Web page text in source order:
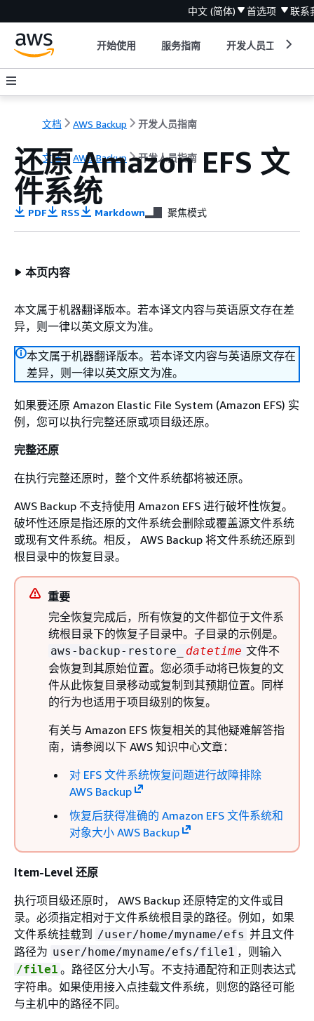
中文 (简体) 首选项 联系
开始使用 服务指南 开发人员工具
文档 AWS Backup 开发人员指南
文档 AWS Backup 开发人员指南
还原 Amazon EFS 文
件系统
PDF RSS Markdown 聚焦模式
本页内容
本文属于机器翻译版本。若本译文内容与英语原文存在差
异，则一律以英文原文为准。
本文属于机器翻译版本。若本译文内容与英语原文存在
差异，则一律以英文原文为准。
如果要还原 Amazon Elastic File System (Amazon EFS) 实
例，您可以执行完整还原或项目级还原。
完整还原
在执行完整还原时，整个文件系统都将被还原。
AWS Backup 不支持使用 Amazon EFS 进行破坏性恢复。
破坏性还原是指还原的文件系统会删除或覆盖源文件系统
或现有文件系统。相反， AWS Backup 将文件系统还原到
根目录中的恢复目录。
重要
完全恢复完成后，所有恢复的文件都位于文件系
统根目录下的恢复子目录中。子目录的示例是。
aws-backup-restore_ datetime 文件不
会恢复到其原始位置。您必须手动将已恢复的文
件从此恢复目录移动或复制到其预期位置。同样
的行为也适用于项目级别的恢复。
有关与 Amazon EFS 恢复相关的其他疑难解答指
南，请参阅以下 AWS 知识中心文章：
对 EFS 文件系统恢复问题进行故障排除
AWS Backup
恢复后获得准确的 Amazon EFS 文件系统和
对象大小 AWS Backup
Item-Level 还原
执行项目级还原时， AWS Backup 还原特定的文件或目
录。必须指定相对于文件系统根目录的路径。例如，如果
文件系统挂载到
/user/home/myname/efs 并且文件
路径为 user/home/myname/efs/file1 ，则输入
/file1 。路径区分大小写。不支持通配符和正则表达式
字符串。如果使用接入点挂载文件系统，则您的路径可能
与主机中的路径不同。